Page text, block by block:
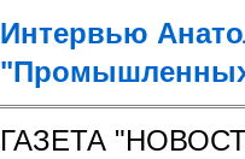
Интервью
ГАЗЕТА